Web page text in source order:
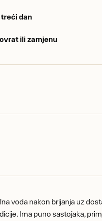
dan
ili zamjenu
voda nakon brijanja uz
Ima puno sastojaka,